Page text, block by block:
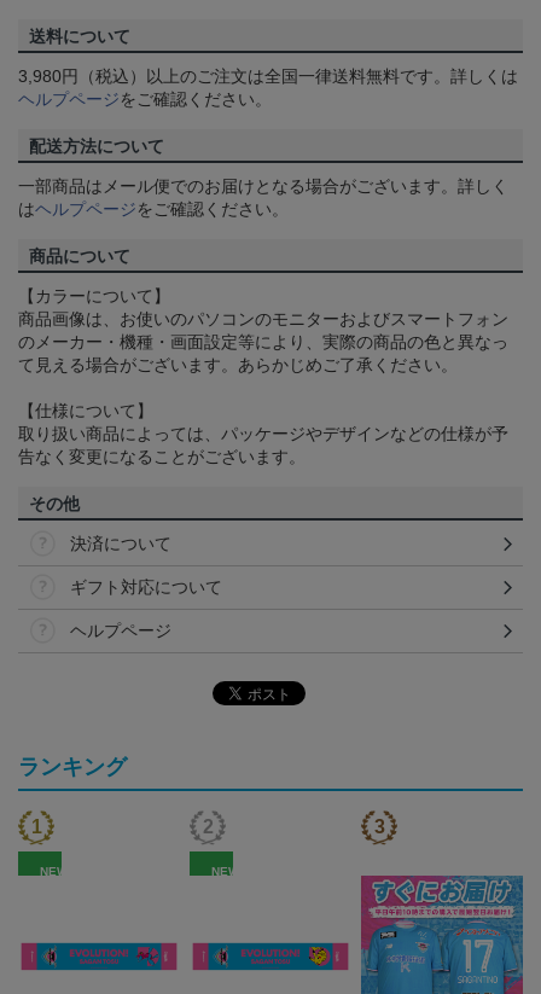
送料について
3,980円（税込）以上のご注文は全国一律送料無料です。詳しくは
ヘルプページをご確認ください。
配送方法について
一部商品はメール便でのお届けとなる場合がございます。詳しく
はヘルプページをご確認ください。
商品について
【カラーについて】
商品画像は、お使いのパソコンのモニターおよびスマートフォン
のメーカー・機種・画面設定等により、実際の商品の色と異なっ
て見える場合がございます。あらかじめご了承ください。
【仕様について】
取り扱い商品によっては、パッケージやデザインなどの仕様が予
告なく変更になることがございます。
その他
決済について
ギフト対応について
ヘルプページ
ランキング
NEW NEW